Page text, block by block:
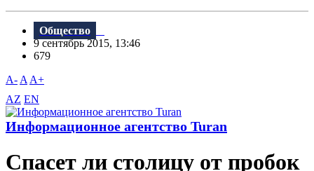
Общество
9 сентябрь 2015, 13:46
679
A- A A+
AZ EN
Информационное агентство Turan
Спасет ли столицу от пробок